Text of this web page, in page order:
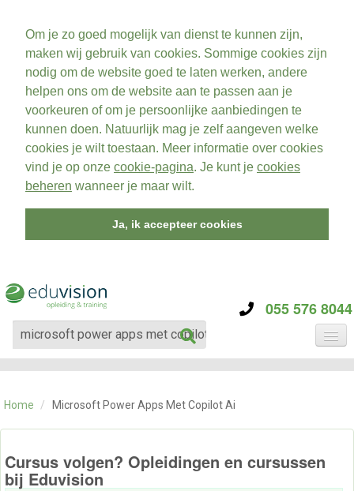
Om je zo goed mogelijk van dienst te kunnen zijn,
maken wij gebruik van cookies. Sommige cookies zijn
nodig om de website goed te laten werken, andere
helpen ons om de website aan te passen aan je
voorkeuren of om je persoonlijke aanbiedingen te
kunnen doen. Natuurlijk mag je zelf aangeven welke
cookies je wilt toestaan. Meer informatie over cookies
vind je op onze cookie-pagina. Je kunt je cookies
beheren wanneer je maar wilt.
Ja, ik accepteer cookies
055 576 8044
CATEGORIE
OVER ONS
CONTACT
Home / Microsoft Power Apps Met Copilot Ai
Cursus volgen? Opleidingen en cursussen
bij Eduvision